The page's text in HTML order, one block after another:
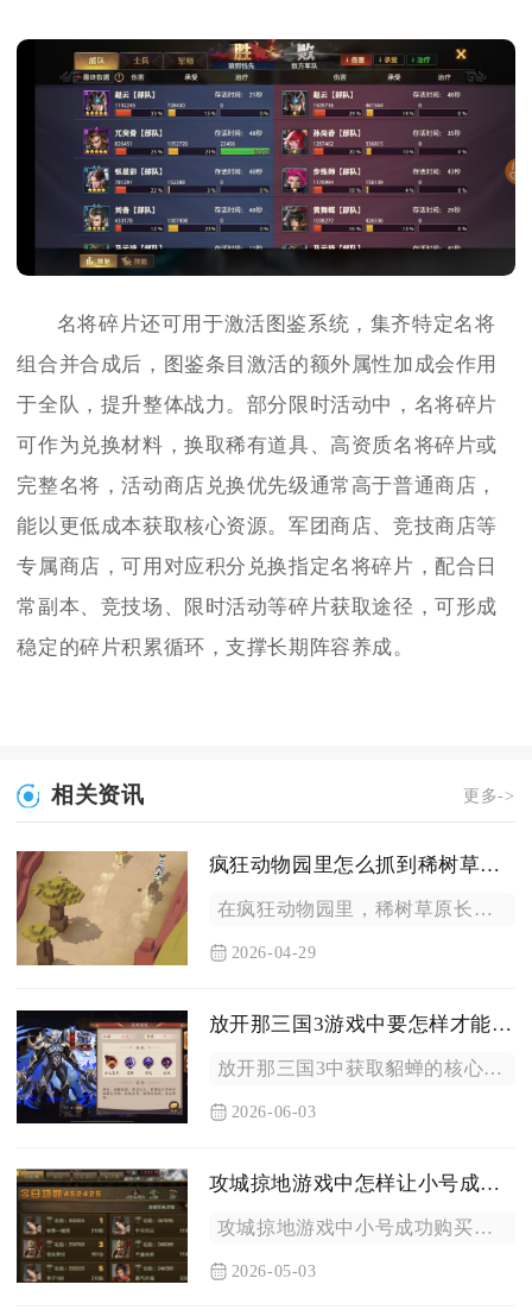
名将碎片还可用于激活图鉴系统，集齐特定名将
组合并合成后，图鉴条目激活的额外属性加成会作用
于全队，提升整体战力。部分限时活动中，名将碎片
可作为兑换材料，换取稀有道具、高资质名将碎片或
完整名将，活动商店兑换优先级通常高于普通商店，
能以更低成本获取核心资源。军团商店、竞技商店等
专属商店，可用对应积分兑换指定名将碎片，配合日
常副本、竞技场、限时活动等碎片获取途径，可形成
稳定的碎片积累循环，支撑长期阵容养成。
相关资讯 更多->
疯狂动物园里怎么抓到稀树草原长颈鹿
在疯狂动物园里，稀树草原长颈鹿（含普通款与全稀有变种）的核心...
2026-04-29
放开那三国3游戏中要怎样才能拥有貂蝉
放开那三国3中获取貂蝉的核心方式主要集中在名将招募、限时活动...
2026-06-03
攻城掠地游戏中怎样让小号成功购买丝绸
攻城掠地游戏中小号成功购买丝绸，核心是满足等级与剧情解锁条件...
2026-05-03